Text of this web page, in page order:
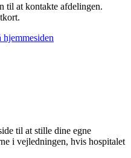
til at kontakte afdelingen.
til at stille dine egne
i vejledningen, hvis hospitalet